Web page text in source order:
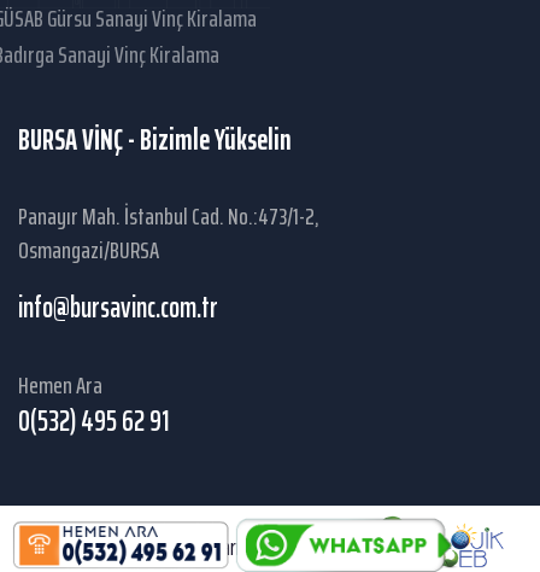
Gürsu Sanayi Vinç Kiralama
Sanayi Vinç Kiralama
BURSA VİNÇ - Bizimle Yükselin
Panayır Mah. İstanbul Cad. No.:473/1-2,
Osmangazi/BURSA
info@bursavinc.com.tr
Hemen Ara
0(532) 495 62 91
© 2025 Bursa Vinç. Tüm hakları saklıdır.